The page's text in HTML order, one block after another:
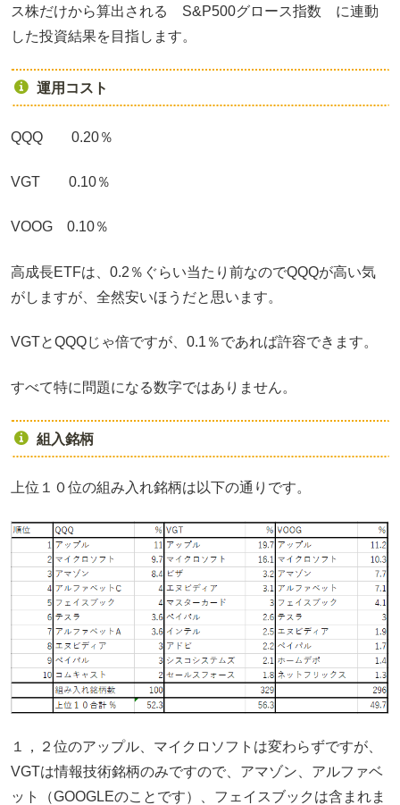
ス株だけから算出される S&P500グロース指数 に連動
した投資結果を目指します。
運用コスト
QQQ 0.20％
VGT 0.10％
VOOG 0.10％
高成長ETFは、0.2％ぐらい当たり前なのでQQQが高い気
がしますが、全然安いほうだと思います。
VGTとQQQじゃ倍ですが、0.1％であれば許容できます。
すべて特に問題になる数字ではありません。
組入銘柄
上位１０位の組み入れ銘柄は以下の通りです。
１，２位のアップル、マイクロソフトは変わらずですが、
VGTは情報技術銘柄のみですので、アマゾン、アルファベ
ット（GOOGLEのことです）、フェイスブックは含まれま